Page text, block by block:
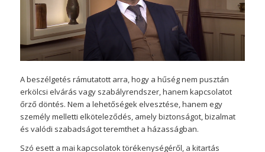
A beszélgetés rámutatott arra, hogy a hűség nem pusztán
erkölcsi elvárás vagy szabályrendszer, hanem kapcsolatot
őrző döntés. Nem a lehetőségek elvesztése, hanem egy
személy melletti elköteleződés, amely biztonságot, bizalmat
és valódi szabadságot teremthet a házasságban.
Szó esett a mai kapcsolatok törékenységéről, a kitartás